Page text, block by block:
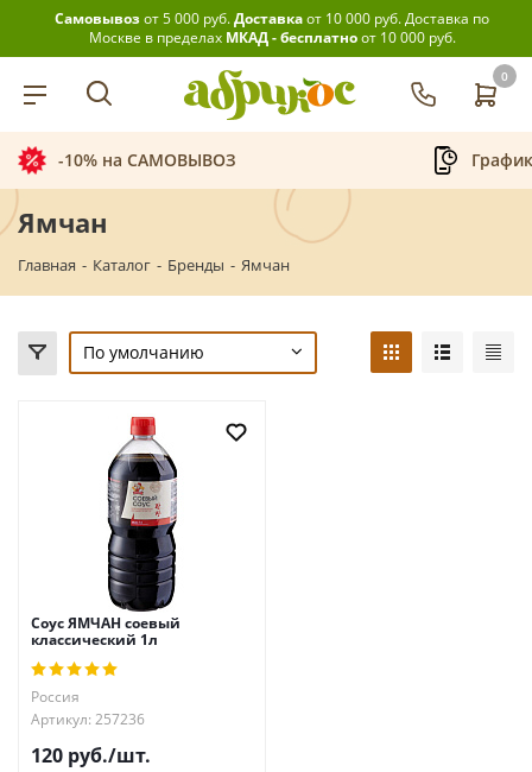
Самовывозот 5 000 руб.Доставкаот 10 000 руб.Доставка по
Москве в пределах МКАД - бесплатноот 10 000 руб.
0
График приёма заказов
Ямчан
Главная - Каталог - Бренды - Ямчан
По умолчанию
Соус ЯМЧАН соевый
классический 1л
Россия
Артикул: 257236
120 руб./шт.